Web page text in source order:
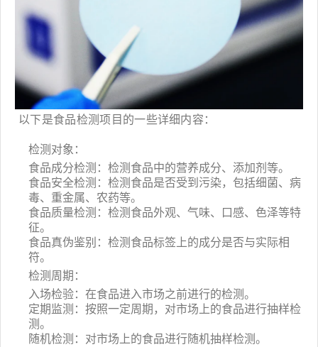
以下是食品检测项目的一些详细内容：
检测对象：
食品成分检测：检测食品中的营养成分、添加剂等。
食品安全检测：检测食品是否受到污染，包括细菌、病
毒、重金属、农药等。
食品质量检测：检测食品外观、气味、口感、色泽等特
征。
食品真伪鉴别：检测食品标签上的成分是否与实际相
符。
检测周期：
入场检验：在食品进入市场之前进行的检测。
定期监测：按照一定周期，对市场上的食品进行抽样检
测。
随机检测：对市场上的食品进行随机抽样检测。